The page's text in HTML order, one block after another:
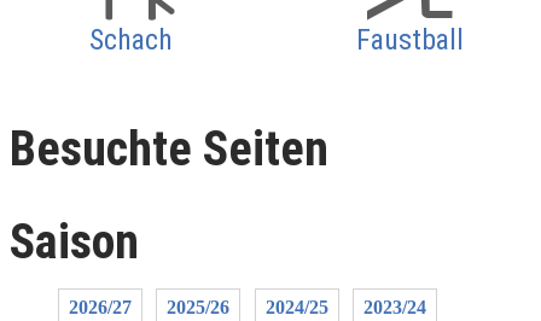
Schach Faustball
Besuchte Seiten
Saison
2026/27 2025/26 2024/25 2023/24